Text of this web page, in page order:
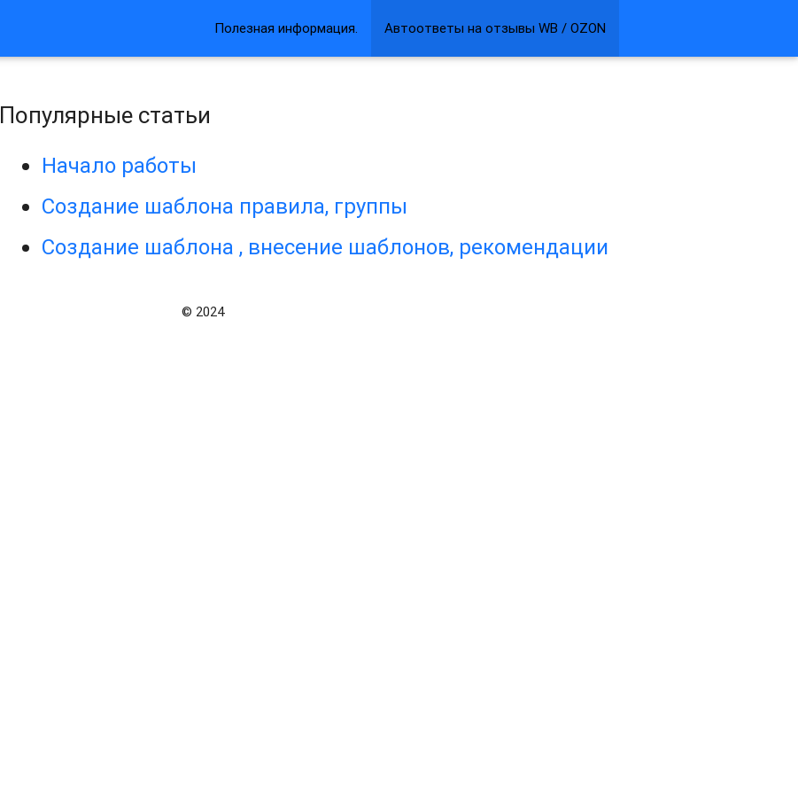
Полезная информация. Автоответы на отзывы WB / OZON
Популярные статьи
Начало работы
Создание шаблона правила, группы
Создание шаблона , внесение шаблонов, рекомендации
© 2024